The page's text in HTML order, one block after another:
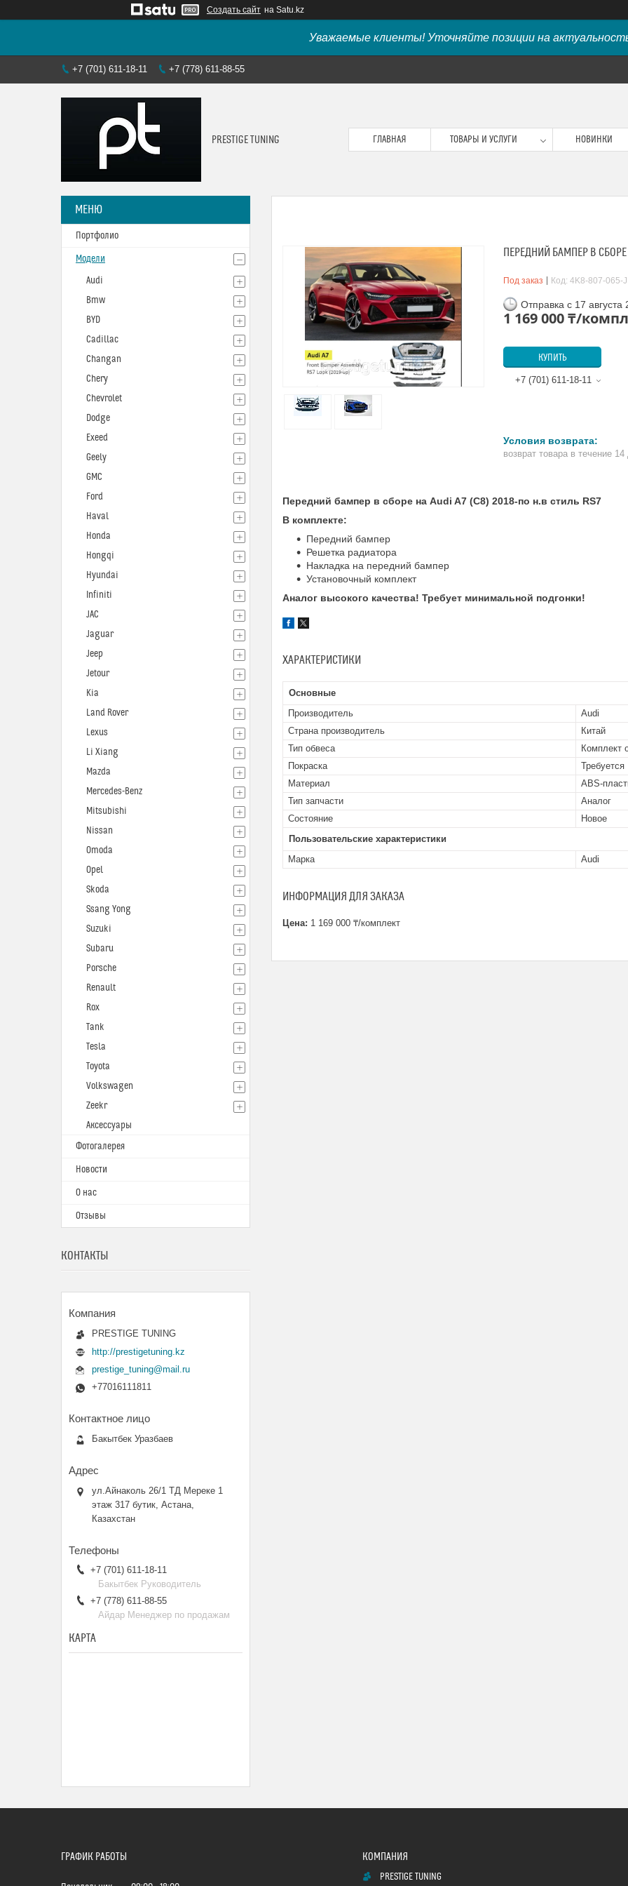
Создать сайт на Satu.kz
Уважаемые клиенты! Уточняйте позиции на
+7 (701) 611-18-11 +7 (778) 611-88-55
PRESTIGE TUNING ГЛАВНАЯ ТОВАРЫ И УСЛУГИ НОВИНКИ
ПЕРЕДНИЙ БАМПЕР В СБОРЕ
Под заказ Код: 4K8-807-065-J
Отправка с 17 августа
1 169 000 ₸/
КУПИТЬ
+7 (701) 611-18-11
возврат товара в течение 14
Передний бампер в сборе на Audi A7 (C8) 2018-по н.в стиль RS7
В комплекте:
Передний бампер
Решетка радиатора
Накладка на передний бампер
Установочный комплект
Аналог высокого качества! Требует минимальной подгонки!
ХАРАКТЕРИСТИКИ
Основные
Производитель
Audi
Страна производитель
Китай
Тип обвеса
Комплект
Покраска
Требуется
Материал
ABS-
Тип запчасти
Аналог
Состояние
Новое
Пользовательские характеристики
Марка
Audi
ИНФОРМАЦИЯ ДЛЯ ЗАКАЗА
Цена: 1 169 000 ₸/комплект
Портфолио
Модели
Audi
Bmw
BYD
Cadillac
Changan
Chery
Chevrolet
Dodge
Exeed
Geely
GMC
Ford
Haval
Honda
Hongqi
Hyundai
Infiniti
JAC
Jaguar
Jeep
Jetour
Kia
Land Rover
Lexus
Li Xiang
Mazda
Mercedes-Benz
Mitsubishi
Nissan
Omoda
Opel
Skoda
Ssang Yong
Suzuki
Subaru
Porsche
Renault
Rox
Tank
Tesla
Toyota
Volkswagen
Zeekr
Аксессуары
Фотогалерея
Новости
О нас
Отзывы
КОНТАКТЫ
PRESTIGE TUNING
http://prestigetuning.kz
prestige_tuning@mail.ru
+77016111811
Бакытбек Уразбаев
ул.Айнаколь 26/1 ТД Мереке 1
этаж 317 бутик, Астана,
Казахстан
+7 (701) 611-18-11
Бакытбек Руководитель
+7 (778) 611-88-55
Айдар Менеджер по продажам
КАРТА
ГРАФИК РАБОТЫ
PRESTIGE TUNING